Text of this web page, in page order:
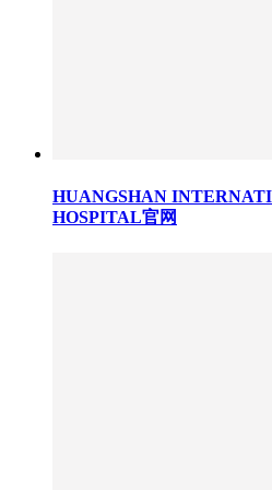
HUANGSHAN
HOSPITAL官网